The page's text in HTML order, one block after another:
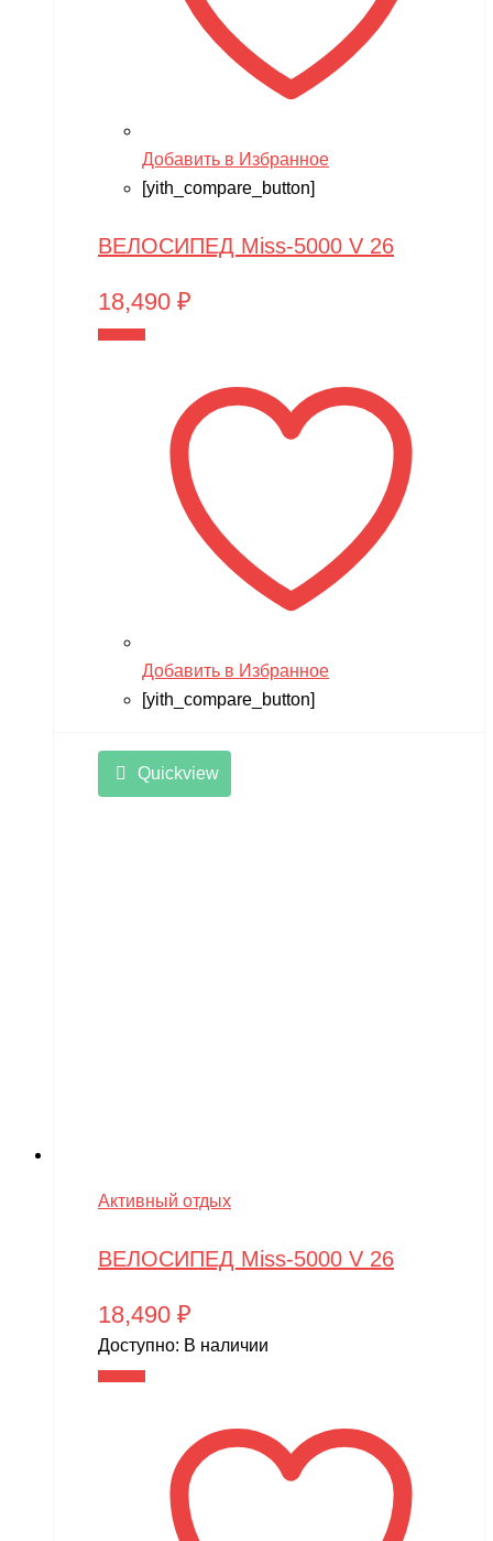
Добавить в Избранное
[yith_compare_button]
ВЕЛОСИПЕД Miss-5000 V 26
18,490 ₽
Добавить в Избранное
[yith_compare_button]
Quickview
Активный отдых
ВЕЛОСИПЕД Miss-5000 V 26
18,490 ₽
Доступно: В наличии